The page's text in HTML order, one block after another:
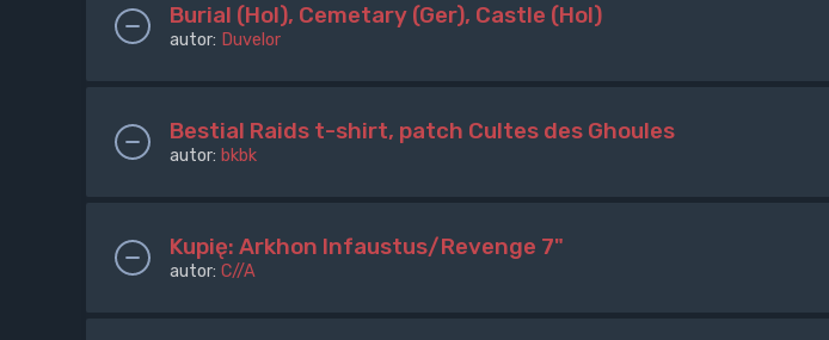
Burial (Hol), Cemetary (Ger), Castle (Hol)
autor: Duvelor
Bestial Raids t-shirt, patch Cultes des Ghoules
autor: bkbk
Kupię: Arkhon Infaustus/Revenge 7"
autor: C//A